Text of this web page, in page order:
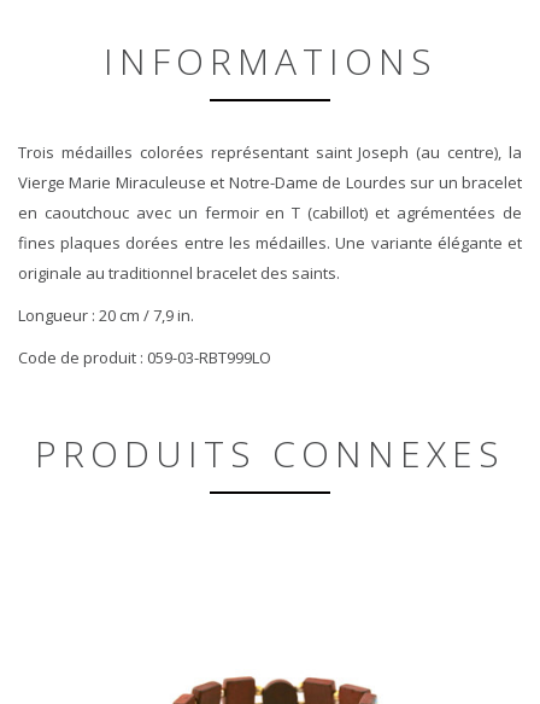
INFORMATIONS
Trois médailles colorées représentant saint Joseph (au centre), la
Vierge Marie Miraculeuse et Notre-Dame de Lourdes sur un bracelet
en caoutchouc avec un fermoir en T (cabillot) et agrémentées de
fines plaques dorées entre les médailles. Une variante élégante et
originale au traditionnel bracelet des saints.
Longueur : 20 cm / 7,9 in.
Code de produit : 059-03-RBT999LO
PRODUITS CONNEXES